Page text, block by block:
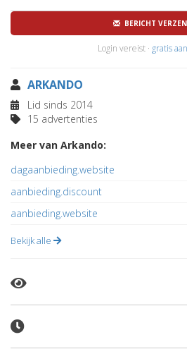
BERICHT
Login vereist · gratis
ARKANDO
Lid sinds 2014
15 advertenties
Meer van Arkando:
dagaanbieding.website
aanbieding.discount
aanbieding.website
Bekijk alle